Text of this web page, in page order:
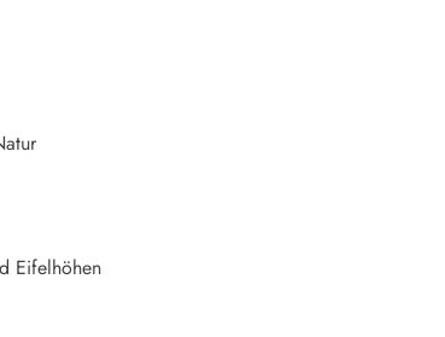
Eifelhöhen